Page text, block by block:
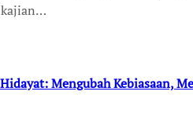
kajian…
Mengubah Kebiasaan,